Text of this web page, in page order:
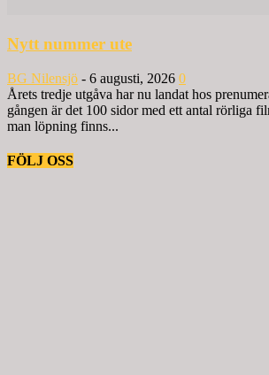
Nytt nummer ute
BG Nilensjö - 6 augusti, 2026 0
Årets tredje utgåva har nu landat hos
gången är det 100 sidor med ett antal rörliga
man löpning finns...
FÖLJ OSS